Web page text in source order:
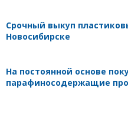
Срочный выкуп
Новосибирске
На постоянной основе
парафиносодержащие